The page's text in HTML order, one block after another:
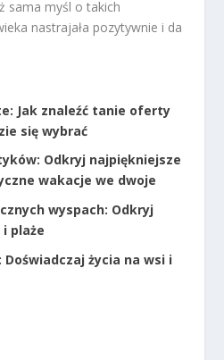
sama myśl o takich
nastrajała pozytywnie i da
Jak znaleźć tanie oferty
się wybrać
Odkryj najpiękniejsze
wakacje we dwoje
wyspach: Odkryj
plaże
życia na wsi i